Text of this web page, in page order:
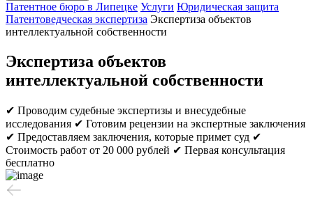
Патентное бюро в Липецке Услуги Юридическая защита
Патентоведческая экспертиза Экспертиза объектов
интеллектуальной собственности
Экспертиза объектов
интеллектуальной собственности
✔ Проводим судебные экспертизы и внесудебные
исследования ✔ Готовим рецензии на экспертные заключения
✔ Предоставляем заключения, которые примет суд ✔
Стоимость работ от 20 000 рублей ✔ Первая консультация
бесплатно